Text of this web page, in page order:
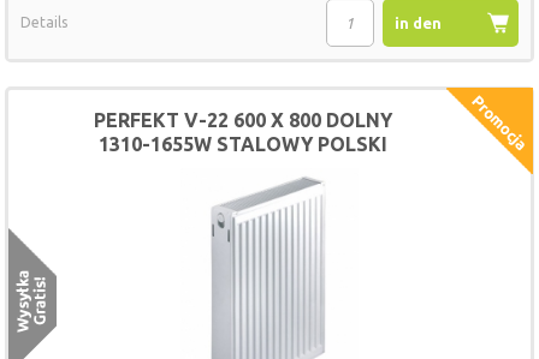
in den
Details
PERFEKT V-22 600 X 800 DOLNY
1310-1655W STALOWY POLSKI